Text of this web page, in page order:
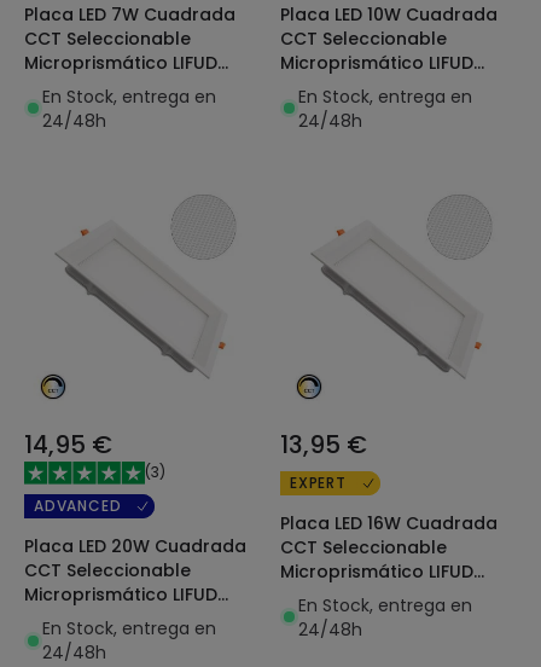
Placa LED 7W Cuadrada
CCT Seleccionable
Microprismático LIFUD
Corte 75x75 mm
En Stock, entrega en
24/48h
Placa LED 10W Cuadrada
CCT Seleccionable
Microprismático LIFUD
Corte 110x110 mm
En Stock, entrega en
24/48h
14,95 €
(3)
ADVANCED
Placa LED 20W Cuadrada
CCT Seleccionable
Microprismático LIFUD
Corte 200x200 mm
En Stock, entrega en
24/48h
13,95 €
EXPERT
Placa LED 16W Cuadrada
CCT Seleccionable
Microprismático LIFUD
Corte 150x150 mm
En Stock, entrega en
24/48h